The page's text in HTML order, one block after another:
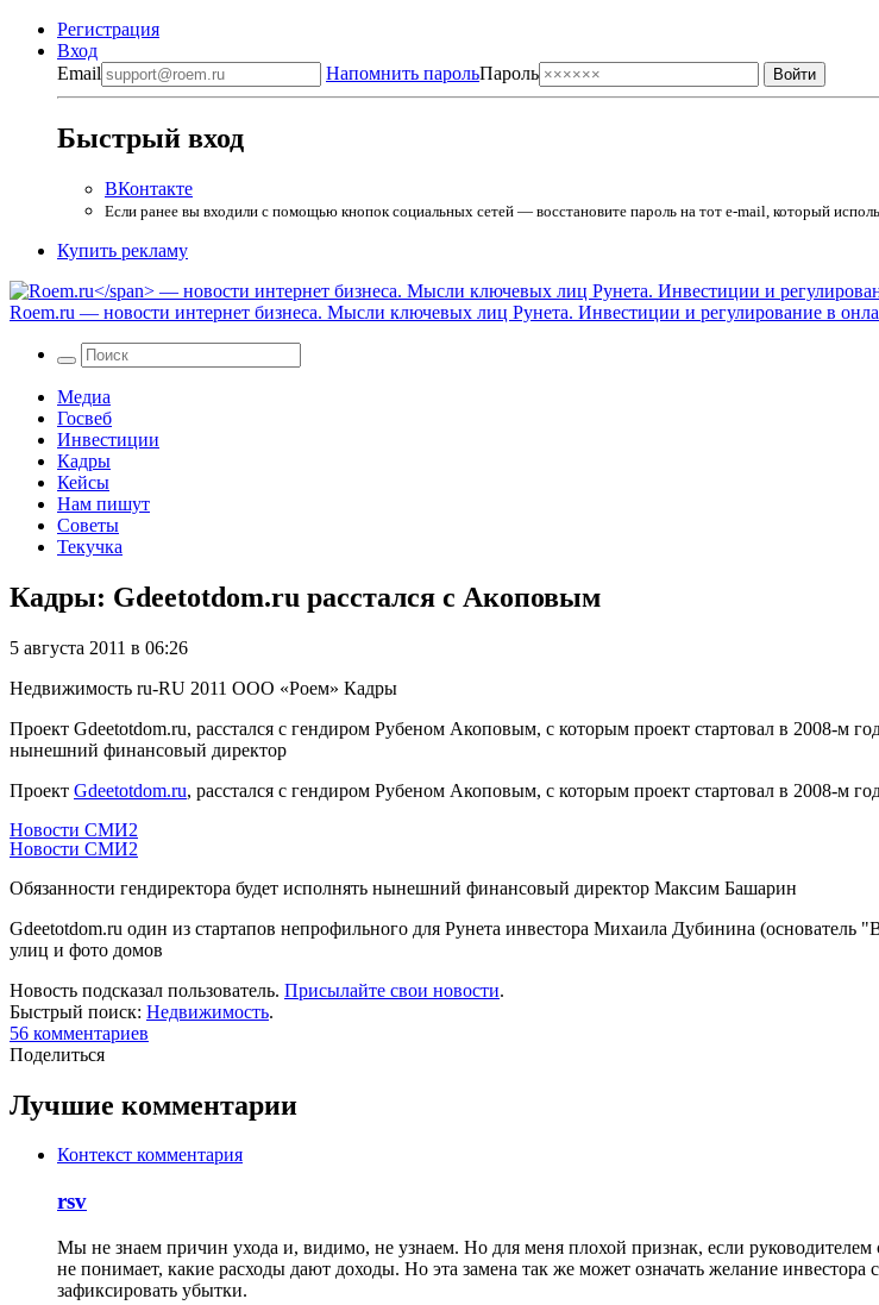
Регистрация
Вход
Email
Напомнить парольПароль
Быстрый вход
ВКонтакте
Если ранее вы входили с помощью кнопок социальных сетей — восстановите пароль на тот e-mail, который
Купить рекламу
Roem.ru — новости интернет бизнеса. Мысли ключевых лиц Рунета. Инвестиции и регулирование в
Медиа
Госвеб
Инвестиции
Кадры
Кейсы
Нам пишут
Советы
Текучка
Кадры: Gdeetotdom.ru расстался с Акоповым
5 августа 2011 в 06:26
Недвижимость ru-RU 2011 ООО «Роем» Кадры
Проект Gdeetotdom.ru, расстался с гендиром Рубеном Акоповым, с которым проект стартовал в 2008-
нынешний финансовый директор
Проект Gdeetotdom.ru, расстался с гендиром Рубеном Акоповым, с которым проект стартовал в 2008-м
Новости СМИ2
Новости СМИ2
Обязанности гендиректора будет исполнять нынешний финансовый директор Максим Башарин
Gdeetotdom.ru один из стартапов непрофильного для Рунета инвестора Михаила Дубинина
улиц и фото домов
Новость подсказал пользователь. Присылайте свои новости.
Быстрый поиск: Недвижимость.
56 комментариев
Поделиться
Лучшие комментарии
Контекст комментария
rsv
Мы не знаем причин ухода и, видимо, не узнаем. Но для меня плохой признак, если
не понимает, какие расходы дают доходы. Но эта замена так же может означать желание инвестора
зафиксировать убытки.